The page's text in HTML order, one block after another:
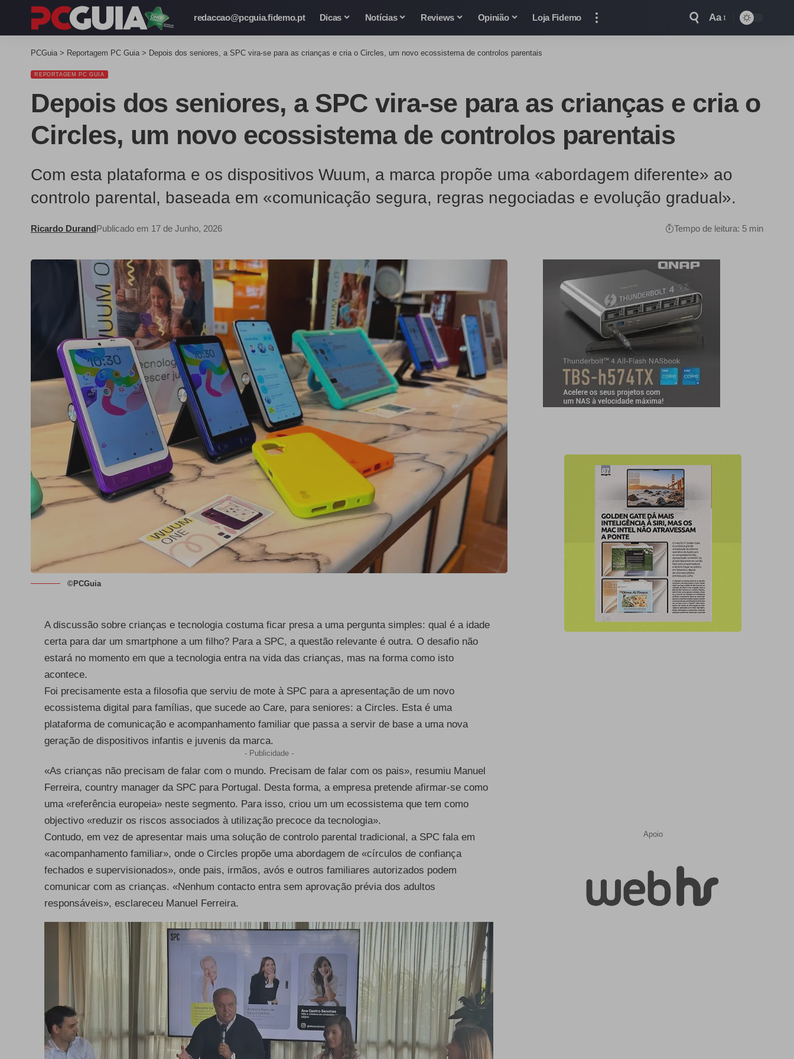
redaccao@pcguia.fidemo.pt Dicas Notícias Reviews Opinião Loja Fidemo Aa
PCGuia > Reportagem PC Guia > Depois dos seniores, a SPC vira-se para as crianças e cria o Circles, um novo ecossistema de controlos parentais
REPORTAGEM PC GUIA
Depois dos seniores, a SPC vira-se para as crianças e cria o
Circles, um novo ecossistema de controlos parentais
Com esta plataforma e os dispositivos Wuum, a marca propõe uma «abordagem diferente» ao
controlo parental, baseada em «comunicação segura, regras negociadas e evolução gradual».
Ricardo DurandPublicado em 17 de Junho, 2026 Tempo de leitura: 5 min
©PCGuia
A discussão sobre crianças e tecnologia costuma ficar presa a uma pergunta simples: qual é a idade
certa para dar um smartphone a um filho? Para a SPC, a questão relevante é outra. O desafio não
estará no momento em que a tecnologia entra na vida das crianças, mas na forma como isto
acontece.
Foi precisamente esta a filosofia que serviu de mote à SPC para a apresentação de um novo
ecossistema digital para famílias, que sucede ao Care, para seniores: a Circles. Esta é uma
plataforma de comunicação e acompanhamento familiar que passa a servir de base a uma nova
geração de dispositivos infantis e juvenis da marca.
- Publicidade -
«As crianças não precisam de falar com o mundo. Precisam de falar com os pais», resumiu Manuel
Ferreira, country manager da SPC para Portugal. Desta forma, a empresa pretende afirmar-se como
uma «referência europeia» neste segmento. Para isso, criou um um ecossistema que tem como
objectivo «reduzir os riscos associados à utilização precoce da tecnologia».
Contudo, em vez de apresentar mais uma solução de controlo parental tradicional, a SPC fala em
«acompanhamento familiar», onde o Circles propõe uma abordagem de «círculos de confiança
fechados e supervisionados», onde pais, irmãos, avós e outros familiares autorizados podem
comunicar com as crianças. «Nenhum contacto entra sem aprovação prévia dos adultos
responsáveis», esclareceu Manuel Ferreira.
Apoio